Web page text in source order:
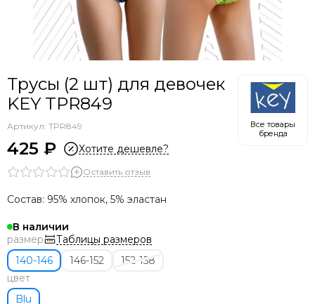
Трусы (2 шт) для девочек
KEY TPR849
Артикул: TPR849
425 ₽ Хотите дешевле?
Все товары
бренда
Оставить отзыв
Состав: 95% хлопок, 5% эластан
В наличии
размер
Таблицы размеров
140-146
146-152
152-158
цвет
Blu